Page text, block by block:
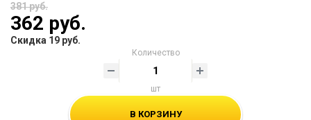
381 руб.
362 руб.
Скидка 19 руб.
Количество
шт
В КОРЗИНУ